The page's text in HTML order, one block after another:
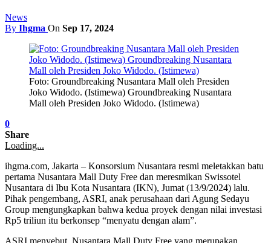
News
By Ihgma On Sep 17, 2024
Foto: Groundbreaking Nusantara Mall oleh Presiden
Joko Widodo. (Istimewa) Groundbreaking Nusantara
Mall oleh Presiden Joko Widodo. (Istimewa)
0
Share
Loading...
ihgma.com, Jakarta – Konsorsium Nusantara resmi meletakkan batu
pertama Nusantara Mall Duty Free dan meresmikan Swissotel
Nusantara di Ibu Kota Nusantara (IKN), Jumat (13/9/2024) lalu.
Pihak pengembang, ASRI, anak perusahaan dari Agung Sedayu
Group mengungkapkan bahwa kedua proyek dengan nilai investasi
Rp5 triliun itu berkonsep “menyatu dengan alam”.
ASRI menyebut, Nusantara Mall Duty Free yang merupakan